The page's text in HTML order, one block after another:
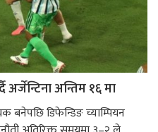
अर्जेन्टिना अन्तिम १६ मा
बनेपछि डिफेन्डिङ च्याम्पियन